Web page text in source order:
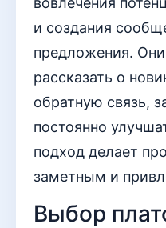
и создания
предложения.
рассказать о
обратную связь,
постоянно
подход делает
заметным и
Выбор